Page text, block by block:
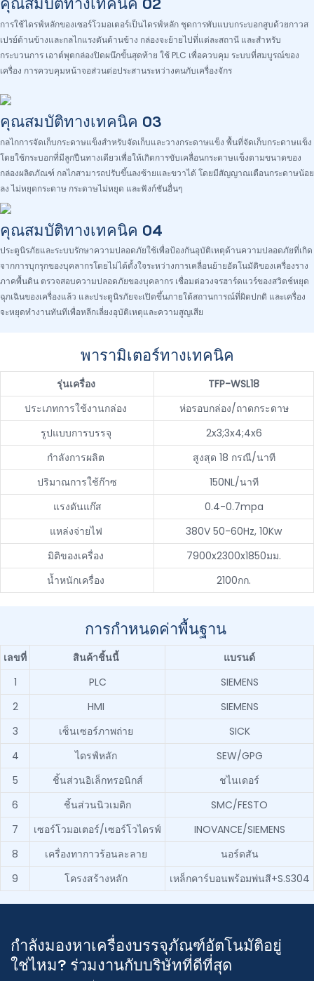
คุณสมบัติทางเทคนิค 02
การใช้ไดรฟ์หลักของเซอร์โวมอเตอร์เป็นไดรฟ์หลัก ชุดการพับแบบกระบอกสูบด้วยกาวส
เปรย์ด้านข้างและกลไกแรงดันด้านข้าง กล่องจะย้ายไปที่แต่ละสถานี และสำหรับ
กระบวนการ เอาต์พุตกล่องปิดผนึกขั้นสุดท้าย ใช้ PLC เพื่อควบคุม ระบบที่สมบูรณ์ของ
เครื่อง การควบคุมหน้าจอส่วนต่อประสานระหว่างคนกับเครื่องจักร
คุณสมบัติทางเทคนิค 03
กลไกการจัดเก็บกระดาษแข็งสำหรับจัดเก็บและวางกระดาษแข็ง พื้นที่จัดเก็บกระดาษแข็ง
โดยใช้กระบอกที่มีลูกปืนทางเดียวเพื่อให้เกิดการขับเคลื่อนกระดาษแข็งตามขนาดของ
กล่องผลิตภัณฑ์ กลไกสามารถปรับขึ้นลงซ้ายและขวาได้ โดยมีสัญญาณเตือนกระดาษน้อย
ลง ไม่หยุดกระดาษ กระดาษไม่หยุด และฟังก์ชันอื่นๆ
คุณสมบัติทางเทคนิค 04
ประตูนิรภัยและระบบรักษาความปลอดภัยใช้เพื่อป้องกันอุบัติเหตุด้านความปลอดภัยที่เกิด
จากการบุกรุกของบุคลากรโดยไม่ได้ตั้งใจระหว่างการเคลื่อนย้ายอัตโนมัติของเครื่องราง
ภาคพื้นดิน ตรวจสอบความปลอดภัยของบุคลากร เชื่อมต่อวงจรฮาร์ดแวร์ของสวิตช์หยุด
ฉุกเฉินของเครื่องแล้ว และประตูนิรภัยจะเปิดขึ้นภายใต้สถานการณ์ที่ผิดปกติ และเครื่อง
จะหยุดทำงานทันทีเพื่อหลีกเลี่ยงอุบัติเหตุและความสูญเสีย
พารามิเตอร์ทางเทคนิค
รุ่นเครื่อง
TFP-WSL18
ประเภทการใช้งานกล่อง
ห่อรอบกล่อง/ถาดกระดาษ
รูปแบบการบรรจุ
2x3;3x4;4x6
กำลังการผลิต
สูงสุด 18 กรณี/นาที
ปริมาณการใช้ก๊าซ
150NL/นาที
แรงดันแก๊ส
0.4-0.7mpa
แหล่งจ่ายไฟ
380V 50-60Hz, 10Kw
มิติของเครื่อง
7900x2300x1850มม.
น้ำหนักเครื่อง
2100กก.
การกำหนดค่าพื้นฐาน
เลขที่ สินค้าชิ้นนี้
แบรนด์
1
PLC
SIEMENS
2
HMI
SIEMENS
3
เซ็นเซอร์ภาพถ่าย
SICK
4
ไดรฟ์หลัก
SEW/GPG
5
ชิ้นส่วนอิเล็กทรอนิกส์
ชไนเดอร์
6
ชิ้นส่วนนิวเมติก
SMC/FESTO
7
เซอร์โวมอเตอร์/เซอร์โวไดรฟ์
INOVANCE/SIEMENS
8
เครื่องทากาวร้อนละลาย
นอร์ดสัน
9
โครงสร้างหลัก เหล็กคาร์บอนพร้อมพ่นสี+S.S304
กำลังมองหาเครื่องบรรจุภัณฑ์อัตโนมัติอยู่
ใช่ไหม? ร่วมงานกับบริษัทที่ดีที่สุด